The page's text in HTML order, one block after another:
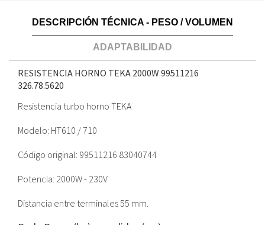
DESCRIPCIÓN TÉCNICA - PESO / VOLUMEN
ADAPTABILIDAD
RESISTENCIA HORNO TEKA 2000W 99511216
326.78.5620
Resistencia turbo horno TEKA
Modelo: HT610 / 710
Código original: 99511216 83040744
Potencia: 2000W - 230V
Distancia entre terminales 55 mm.